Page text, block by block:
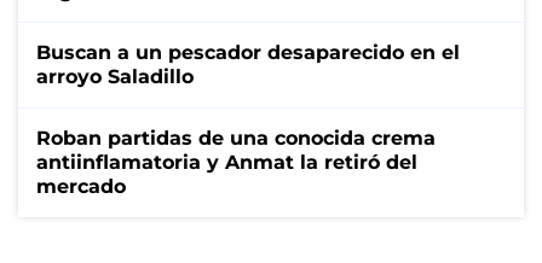
Buscan a un pescador desaparecido en el
arroyo Saladillo
Roban partidas de una conocida crema
antiinflamatoria y Anmat la retiró del
mercado